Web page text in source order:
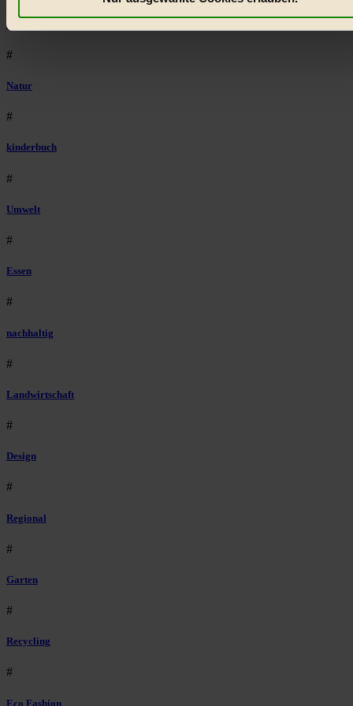
externen Plattformen anzuzeigen, oder auch, um Werbung
Lebensmittel
#
Natur
#
kinderbuch
#
Umwelt
#
Essen
#
nachhaltig
#
Landwirtschaft
#
Design
#
Regional
#
Garten
#
Recycling
#
Eco Fashion